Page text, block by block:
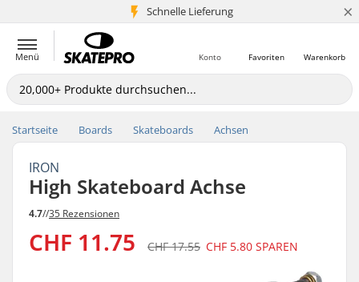
Schnelle Lieferung
5+ Mio. Kunden ×
Menü Warenkorb
Favoriten
Konto
Startseite Boards Skateboards Achsen
IRON
High Skateboard Achse
4.7//35 Rezensionen
CHF 11.75 CHF 17.55 CHF 5.80 SPAREN